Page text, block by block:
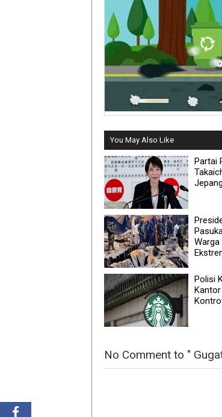
You May Also Like
Partai
Jepang
Polisi
No Comment to "